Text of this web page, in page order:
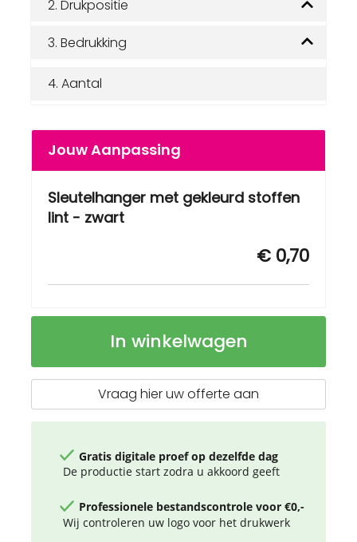
2. Drukpositie
3. Bedrukking
4. Aantal
Jouw Aanpassing
Sleutelhanger met gekleurd stoffen
lint - zwart
€ 0,70
Sleutelhanger
stoffen
Op
In winkelwagen
Vraag hier uw offerte aan
Gratis digitale proef op dezelfde dag
De productie start zodra u akkoord geeft
Professionele bestandscontrole voor €0,-
Wij controleren uw logo voor het drukwerk